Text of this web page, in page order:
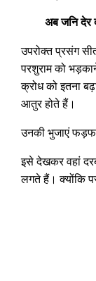
अब जनि देर
उपरोक्त प्रसंग
परशुराम को
क्रोध को इतना
आतुर होते हैं।
उनकी भुजाएं
इसे देखकर वहां
लगते हैं। क्योंकि